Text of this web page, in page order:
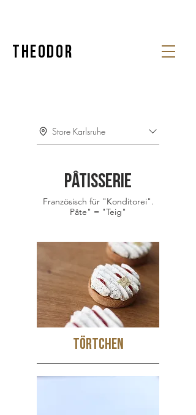
Theodor
Store Karlsruhe
Pâtisserie
Französisch für "Konditorei".
Pâte" = "Teig"
Törtchen